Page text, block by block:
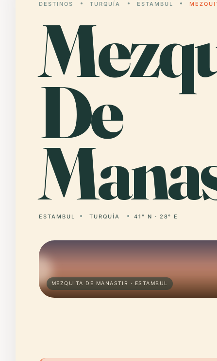
DESTINOS TURQUÍA ESTAMBUL
De
ESTAMBUL TURQUÍA 41° N · 28° E
MEZQUITA DE MANASTIR · ESTAMBUL